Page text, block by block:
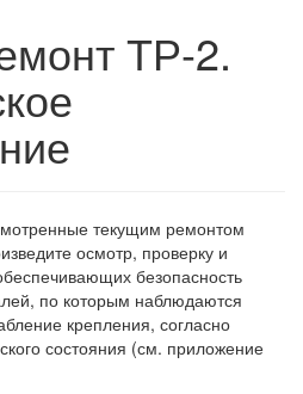
ТР-2.
текущим ремонтом
осмотр, проверку и
безопасность
по которым наблюдаются
крепления, согласно
состояния (см. приложение